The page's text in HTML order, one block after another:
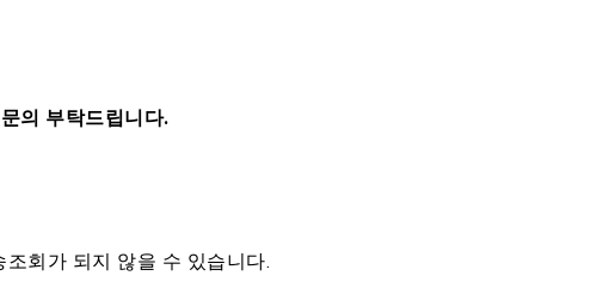
의 부탁드립니다.
회가 되지 않을 수 있습니다.